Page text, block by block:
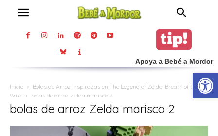
Apoya a Bebé a Mordor
Inicio
Bolas de Arroz inspiradas en The Legend of Zelda: Breath of the
Wild
bolas de arroz Zelda marisco 2
bolas de arroz Zelda marisco 2